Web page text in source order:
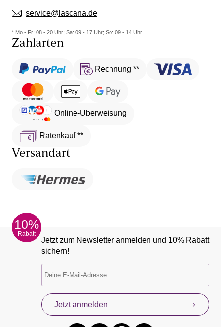
service@lascana.de
* Mo - Fr: 08 - 20 Uhr; Sa: 09 - 17 Uhr; So: 09 - 14 Uhr.
Zahlarten
Rechnung **
Online-Überweisung
Ratenkauf **
Versandart
10%
Rabatt
Jetzt zum Newsletter anmelden und 10% Rabatt
sichern!
Jetzt anmelden